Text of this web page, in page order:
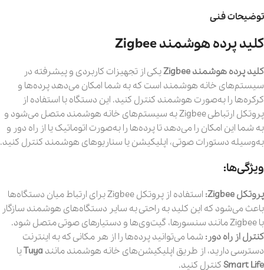
توضیحات فنی
کلید پرده هوشمند Zigbee
کلید پرده هوشمند Zigbee
یکی از تجهیزات کاربردی و پیشرفته در
سیستم‌های خانه هوشمند است که به شما امکان می‌دهد پرده‌ها و
کرکره‌ها را به‌صورت هوشمند کنترل کنید. این دستگاه با استفاده از
پروتکل ارتباطی Zigbee به سیستم‌های خانه هوشمند متصل می‌شود و
به شما این امکان را می‌دهد تا پرده‌ها را به‌صورت اتوماتیک یا از راه دور و
به‌وسیله دستورات صوتی، اپلیکیشن یا سناریوهای هوشمند کنترل کنید.
ویژگی‌ها:
پروتکل Zigbee:
استفاده از پروتکل Zigbee برای ارتباط میان دستگاه‌ها
باعث می‌شود که این کلید به راحتی به سایر دستگاه‌های هوشمند سازگار
با Zigbee مانند سنسورها، گیت‌وی‌ها و دستیارهای صوتی متصل شود.
کنترل از راه دور: شما می‌توانید پرده‌ها را از هر مکانی که به اینترنت
دسترسی دارید، از طریق اپلیکیشن‌های خانه هوشمند مانند Tuyaیا
Smart Lifeکنترل کنید.